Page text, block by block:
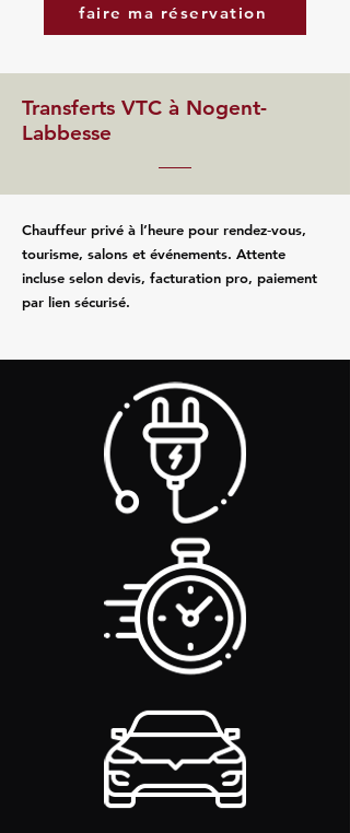
faire ma réservation
Transferts VTC à Nogent-
Labbesse
Chauffeur privé à l’heure pour rendez‑vous,
tourisme, salons et événements. Attente
incluse selon devis, facturation pro, paiement
par lien sécurisé.